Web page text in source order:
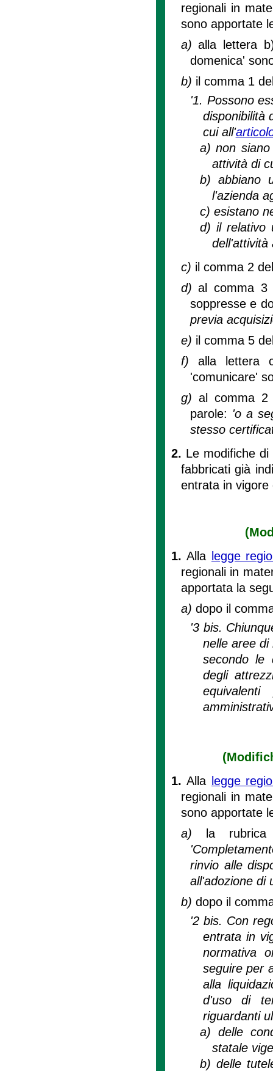
regionali in
sono apportate
a)alla lettera
domenica'
b) il comma 1
'1. Possono
disponibilità
cui all'
a)non
attività di
b) abbiano
l'azienda
c) esistano
d) il relativo
dell'attività
c) il comma 2
d)al comma 3
soppresse e
previa
e) il comma 5
f) alla lettera
'comunicare'
g) al comma 2
parole: 'o a
stesso
2. Le modifiche
fabbricati già
entrata in vigore
1.Alla legge
regionali in
apportata la
a) dopo il
'3 bis.
nelle aree
secondo le
degli
1.Alla legge
regionali in
sono apportate
a)
la
rinvio alle
all'adozione di
b) dopo il
'2 bis. Con
entrata in
normativa
seguire per
alla
d'uso di
riguardanti
a)delle
statale
b) delle